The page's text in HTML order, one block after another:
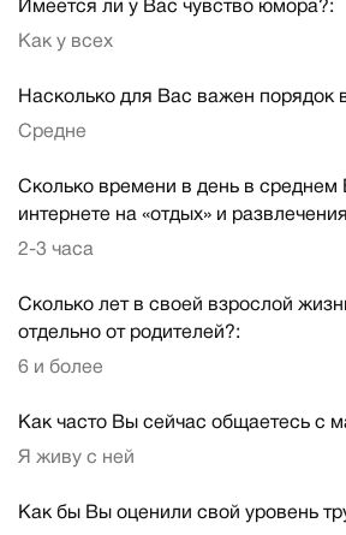
Имеется ли у Вас чувство юмора?:
Как у всех
Насколько для Вас важен порядок
Средне
Сколько времени в день в среднем
интернете на «отдых» и
2-3 часа
Сколько лет в своей взрослой
отдельно от родителей?:
6 и более
Как часто Вы сейчас общаетесь с
Я живу с ней
Как бы Вы оценили свой уровень